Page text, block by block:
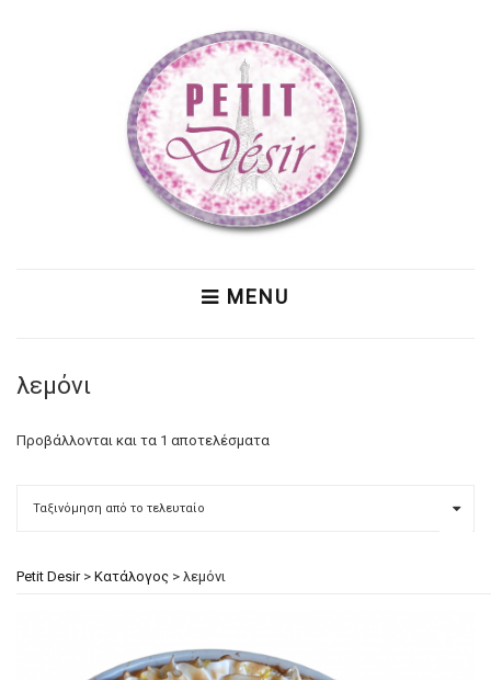
MENU
λεμόνι
Προβάλλονται και τα 1 αποτελέσματα
Petit Desir> Κατάλογος > λεμόνι